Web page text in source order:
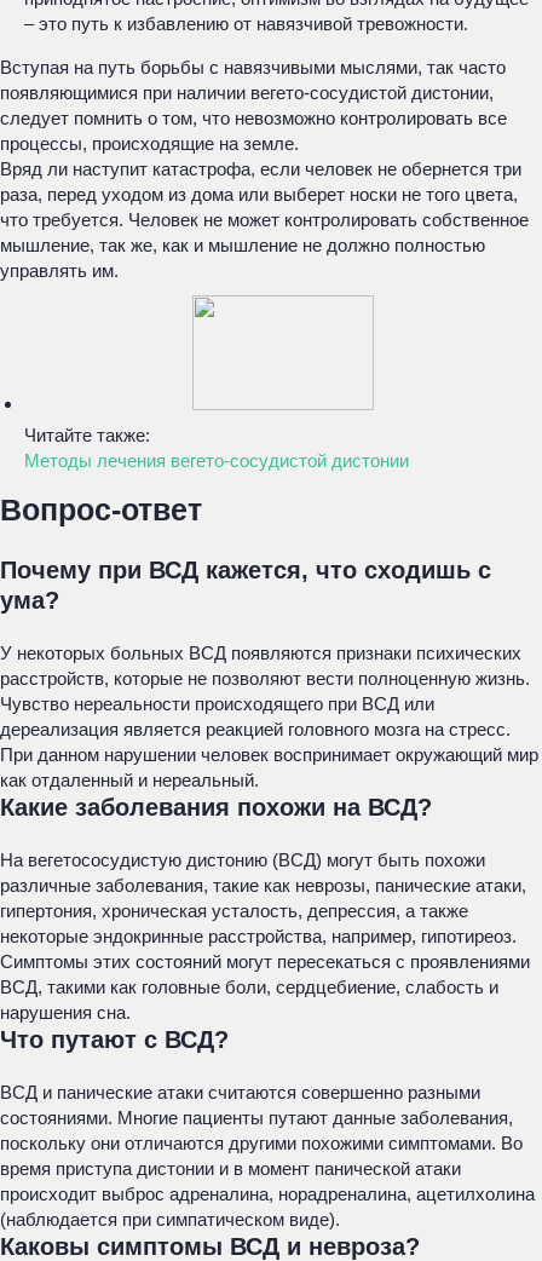
– это путь к избавлению от навязчивой тревожности.
Вступая на путь борьбы с навязчивыми мыслями, так часто
появляющимися при наличии вегето-сосудистой дистонии,
следует помнить о том, что невозможно контролировать все
процессы, происходящие на земле.
Вряд ли наступит катастрофа, если человек не обернется три
раза, перед уходом из дома или выберет носки не того цвета,
что требуется. Человек не может контролировать собственное
мышление, так же, как и мышление не должно полностью
управлять им.
Читайте также:
Методы лечения вегето-сосудистой дистонии
Вопрос-ответ
Почему при ВСД кажется, что сходишь с
ума?
У некоторых больных ВСД появляются признаки психических
расстройств, которые не позволяют вести полноценную жизнь.
Чувство нереальности происходящего при ВСД или
дереализация является реакцией головного мозга на стресс.
При данном нарушении человек воспринимает окружающий мир
как отдаленный и нереальный.
Какие заболевания похожи на ВСД?
На вегетососудистую дистонию (ВСД) могут быть похожи
различные заболевания, такие как неврозы, панические атаки,
гипертония, хроническая усталость, депрессия, а также
некоторые эндокринные расстройства, например, гипотиреоз.
Симптомы этих состояний могут пересекаться с проявлениями
ВСД, такими как головные боли, сердцебиение, слабость и
нарушения сна.
Что путают с ВСД?
ВСД и панические атаки считаются совершенно разными
состояниями. Многие пациенты путают данные заболевания,
поскольку они отличаются другими похожими симптомами. Во
время приступа дистонии и в момент панической атаки
происходит выброс адреналина, норадреналина, ацетилхолина
(наблюдается при симпатическом виде).
Каковы симптомы ВСД и невроза?